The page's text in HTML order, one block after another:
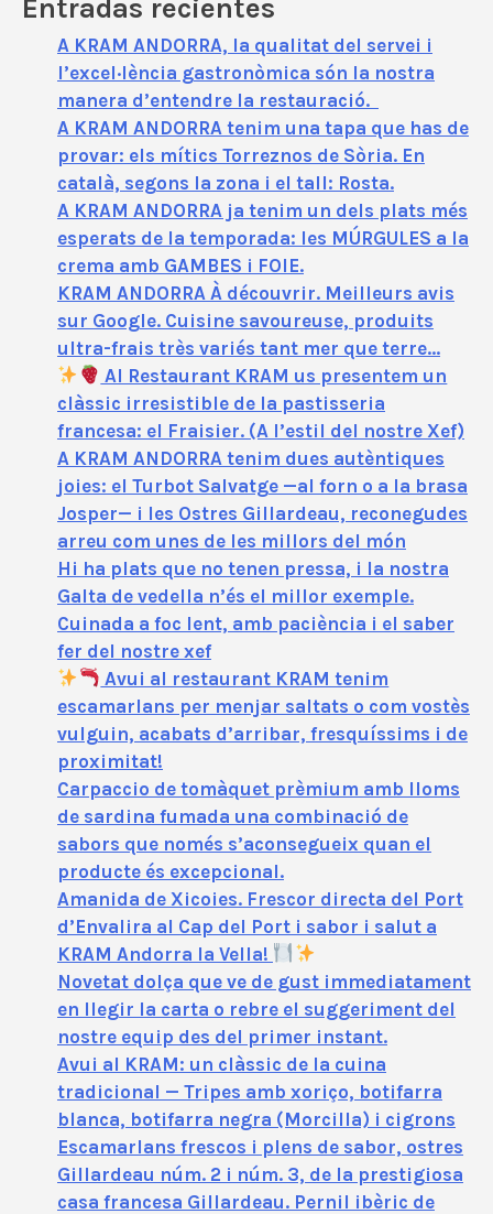
Entradas recientes
A KRAM ANDORRA, la qualitat del servei i
l’excel·lència gastronòmica són la nostra
manera d’entendre la restauració.
A KRAM ANDORRA tenim una tapa que has de
provar: els mítics Torreznos de Sòria. En
català, segons la zona i el tall: Rosta.
A KRAM ANDORRA ja tenim un dels plats més
esperats de la temporada: les MÚRGULES a la
crema amb GAMBES i FOIE.
KRAM ANDORRA À découvrir. Meilleurs avis
sur Google. Cuisine savoureuse, produits
ultra-frais très variés tant mer que terre…
Al Restaurant KRAM us presentem un
clàssic irresistible de la pastisseria
francesa: el Fraisier. (A l’estil del nostre Xef)
A KRAM ANDORRA tenim dues autèntiques
joies: el Turbot Salvatge —al forn o a la brasa
Josper— i les Ostres Gillardeau, reconegudes
arreu com unes de les millors del món
Hi ha plats que no tenen pressa, i la nostra
Galta de vedella n’és el millor exemple.
Cuinada a foc lent, amb paciència i el saber
fer del nostre xef
Avui al restaurant KRAM tenim
escamarlans per menjar saltats o com vostès
vulguin, acabats d’arribar, fresquíssims i de
proximitat!
Carpaccio de tomàquet prèmium amb lloms
de sardina fumada una combinació de
sabors que només s’aconsegueix quan el
producte és excepcional.
Amanida de Xicoies. Frescor directa del Port
d’Envalira al Cap del Port i sabor i salut a
KRAM Andorra la Vella!
Novetat dolça que ve de gust immediatament
en llegir la carta o rebre el suggeriment del
nostre equip des del primer instant.
Avui al KRAM: un clàssic de la cuina
tradicional — Tripes amb xoriço, botifarra
blanca, botifarra negra (Morcilla) i cigrons
Escamarlans frescos i plens de sabor, ostres
Gillardeau núm. 2 i núm. 3, de la prestigiosa
casa francesa Gillardeau. Pernil ibèric de